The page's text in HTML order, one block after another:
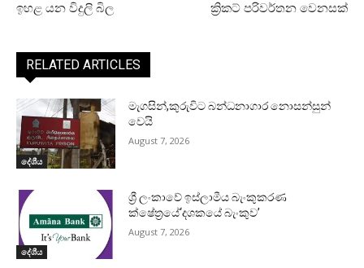
ඉහළ යන විදුලි බිල ක්‍රිකට් පරිවර්තන වෙනසක්
RELATED ARTICLES
දේශීය
මැගසින්,කුරුවිට බන්ධනාගාර නොසන්සුන්
වෙයි
August 7, 2026
දේශීය
ශ්‍රී ලංකාවේ ඉස්ලාමීය බැංකුකරණ
ක්ෂේත්‍රයේ‘දශකයේ බැංකුව’
August 7, 2026